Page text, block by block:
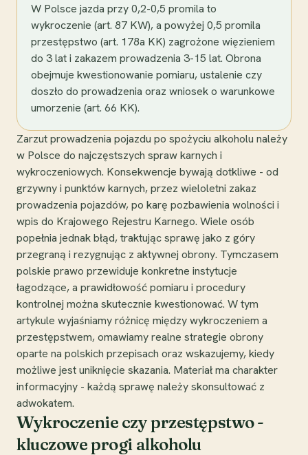
W Polsce jazda przy 0,2-0,5 promila to
wykroczenie (art. 87 KW), a powyżej 0,5 promila
przestępstwo (art. 178a KK) zagrożone więzieniem
do 3 lat i zakazem prowadzenia 3-15 lat. Obrona
obejmuje kwestionowanie pomiaru, ustalenie czy
doszło do prowadzenia oraz wniosek o warunkowe
umorzenie (art. 66 KK).
Zarzut prowadzenia pojazdu po spożyciu alkoholu należy
w Polsce do najczęstszych spraw karnych i
wykroczeniowych. Konsekwencje bywają dotkliwe - od
grzywny i punktów karnych, przez wieloletni zakaz
prowadzenia pojazdów, po karę pozbawienia wolności i
wpis do Krajowego Rejestru Karnego. Wiele osób
popełnia jednak błąd, traktując sprawę jako z góry
przegraną i rezygnując z aktywnej obrony. Tymczasem
polskie prawo przewiduje konkretne instytucje
łagodzące, a prawidłowość pomiaru i procedury
kontrolnej można skutecznie kwestionować. W tym
artykule wyjaśniamy różnicę między wykroczeniem a
przestępstwem, omawiamy realne strategie obrony
oparte na polskich przepisach oraz wskazujemy, kiedy
możliwe jest uniknięcie skazania. Materiał ma charakter
informacyjny - każdą sprawę należy skonsultować z
adwokatem.
Wykroczenie czy przestępstwo -
kluczowe progi alkoholu